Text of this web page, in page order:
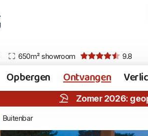
650m² showroom 9.8
Opbergen Ontvangen
Zomer 2026:
Buitenbar